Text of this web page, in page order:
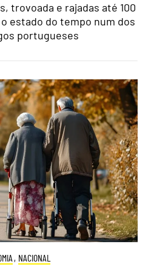
trovoada e rajadas até 100
estado do tempo num dos
portugueses
, NACIONAL